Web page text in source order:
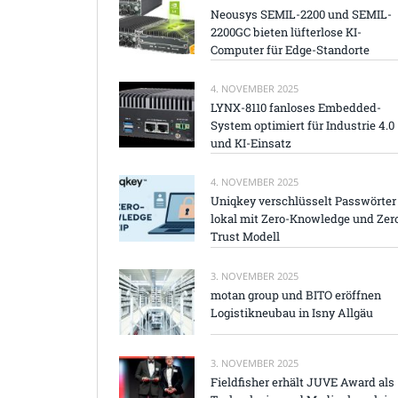
Neousys SEMIL-2200 und SEMIL-
2200GC bieten lüfterlose KI-
Computer für Edge-Standorte
4. NOVEMBER 2025
LYNX-8110 fanloses Embedded-
System optimiert für Industrie 4.0
und KI-Einsatz
4. NOVEMBER 2025
Uniqkey verschlüsselt Passwörter
lokal mit Zero-Knowledge und
Trust Modell
3. NOVEMBER 2025
motan group und BITO eröffnen
Logistikneubau in Isny Allgäu
3. NOVEMBER 2025
Fieldfisher erhält JUVE Award als